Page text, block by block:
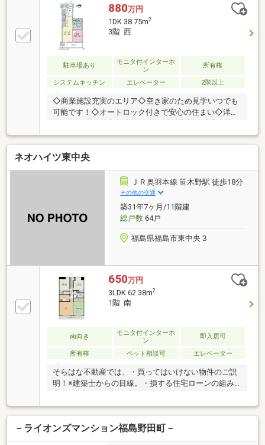
880万円
1DK 38.75m2
3階 西
駐車場あり
モニタ付インターホ
ン
所有権
システムキッチン エレベーター 2階以上
◇商業施設充実のエリア◇空き家のため見学いつでも
可能です！◇オートロック付きで安心の住まい◇洋室
クローゼット付◆ 福島で31年の地域密着不動産会社で
す！福島県出身スタッフが中心で、地元を熟知した暮
らし目線のご提案が強み。Google口コミでも星4.7の
高評価をいただいています。＼住宅ローンのご相談は
無料！／「通るか不安…」「自己資金が少ないけど大
丈夫？」という段階でもお気軽にご相談ください。無
理な営業はいたしません。ライフプランのご相談も可
能です◆ キッズスペース完備でお子様連れも安心！お
むつ替えやミルクのお湯なども対応可能。ご家族みな
さまで安心してご来店ください。
ネオハイツ東中央
ＪＲ奥羽本線 笹木野駅 徒歩18分
その他の交通
築31年7ヶ月/11階建
総戸数64戸
福島県福島市東中央３
650万円
3LDK 62.38m2
1階 南
南向き
モニタ付インターホ
ン
即入居可
所有権 ペット相談可 エレベーター
そらはな不動産では、・買ってはいけない物件のご説
明！※建築士からの目線。・損する住宅ローンの組み
方！※私自身、３回住宅ローンを借り換えしておりま
す。・無駄な税金を払わない方法！・既存のローンを
住宅ローンに取りまとめる方法！・複利で住宅ローン
を返済する驚きの方法術！※聞いて損はありませ
ん。・地震で生じた亀裂を探して保険会社に代理請求
－ライオンズマンション福島野田町－